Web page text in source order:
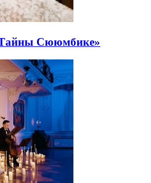
Сююмбике»